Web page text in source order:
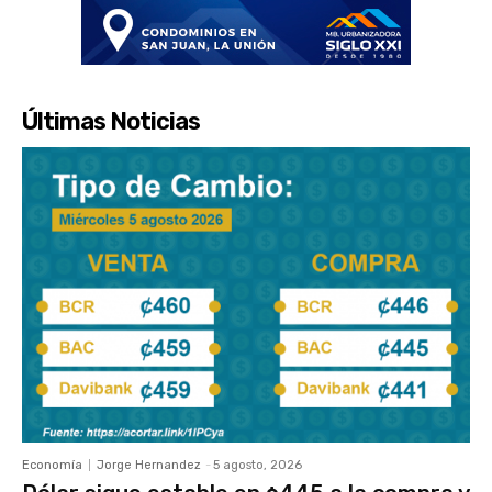
Últimas Noticias
Economía Jorge Hernandez - 5 agosto, 2026